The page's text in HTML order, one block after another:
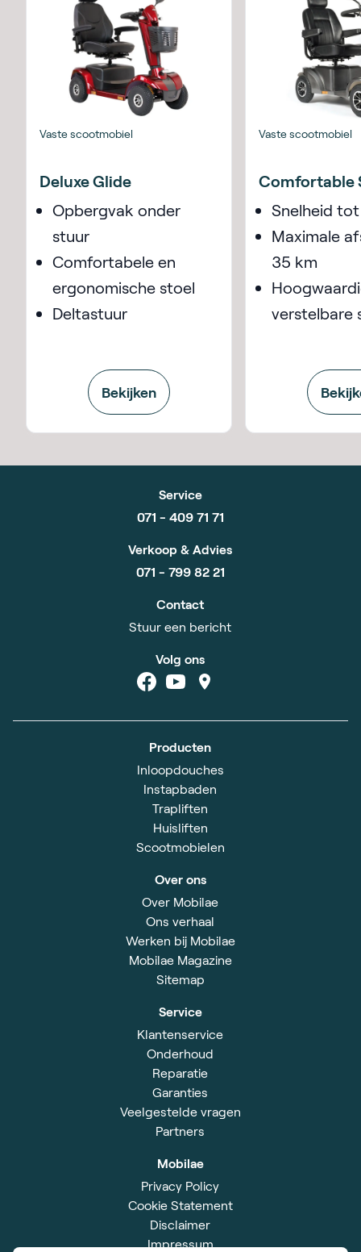
Vaste scootmobiel
Deluxe Glide
Opbergvak onder
stuur
Comfortabele en
ergonomische stoel
Deltastuur
Bekijken
Vaste scootmobiel
Comfortable
Snelheid
Maximale
35 km
verstelbare
Service
071 - 409 71 71
Verkoop & Advies
071 - 799 82 21
Contact
Stuur een bericht
Volg ons
Producten
Inloopdouches
Instapbaden
Trapliften
Huisliften
Scootmobielen
Over ons
Over Mobilae
Ons verhaal
Werken bij Mobilae
Mobilae Magazine
Sitemap
Service
Klantenservice
Onderhoud
Reparatie
Garanties
Veelgestelde vragen
Partners
Mobilae
Privacy Policy
Cookie Statement
Disclaimer
Impressum